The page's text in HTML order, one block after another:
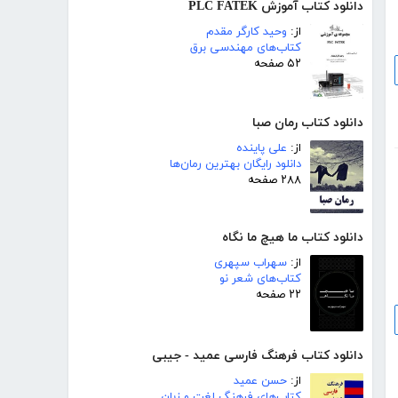
دانلود کتاب آموزش PLC FATEK
از: وحید کارگر مقدم
کتاب‌های مهندسی برق
۵۲ صفحه
دانلود کتاب رمان صبا
از: علی پاینده
دانلود رایگان بهترین رمان‌ها
۲۸۸ صفحه
دانلود کتاب ما هیچ ما نگاه
از: سهراب سپهری
کتاب‌های شعر نو
۲۲ صفحه
دانلود کتاب فرهنگ فارسی عمید - جیبی
از: حسن عمید